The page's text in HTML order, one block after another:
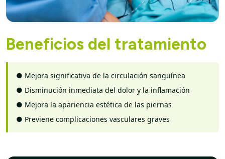
Beneficios del tratamiento
● Mejora significativa de la circulación sanguínea
● Disminución inmediata del dolor y la inflamación
● Mejora la apariencia estética de las piernas
● Previene complicaciones vasculares graves